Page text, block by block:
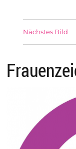
Nächstes Bild